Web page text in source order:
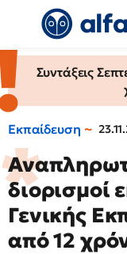
Συντάξεις
Εκπαίδευση
διορισμοί
Γενικής
από 12